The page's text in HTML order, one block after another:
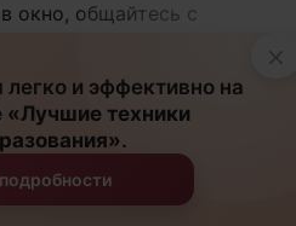
окно, общайтесь с
на
×
легко и эффективно на
«Лучшие техники
.